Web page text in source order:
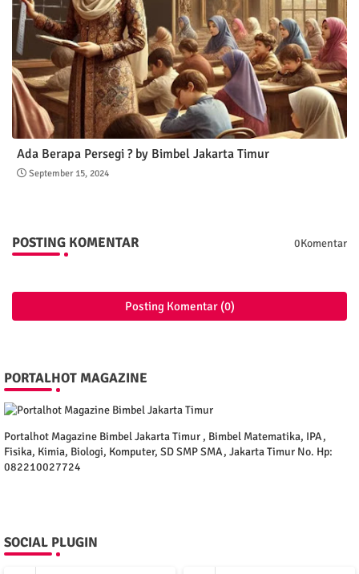
Ada Berapa Persegi ? by Bimbel Jakarta Timur
September 15, 2024
POSTING KOMENTAR 0Komentar
Posting Komentar (0)
PORTALHOT MAGAZINE
Portalhot Magazine Bimbel Jakarta Timur , Bimbel Matematika, IPA,
Fisika, Kimia, Biologi, Komputer, SD SMP SMA, Jakarta Timur No. Hp:
082210027724
SOCIAL PLUGIN